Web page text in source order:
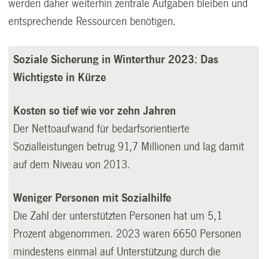
werden daher weiterhin zentrale Aufgaben bleiben und
entsprechende Ressourcen benötigen.
Soziale Sicherung in Winterthur 2023: Das
Wichtigste in Kürze
Kosten so tief wie vor zehn Jahren
Der Nettoaufwand für bedarfsorientierte
Sozialleistungen betrug 91,7 Millionen und lag damit
auf dem Niveau von 2013.
Weniger Personen mit Sozialhilfe
Die Zahl der unterstützten Personen hat um 5,1
Prozent abgenommen. 2023 waren 6650 Personen
mindestens einmal auf Unterstützung durch die